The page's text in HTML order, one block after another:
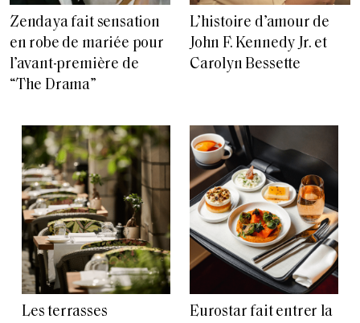
Zendaya fait sensation
en robe de mariée pour
l’avant-première de
“The Drama”
L’histoire d’amour de
John F. Kennedy Jr. et
Carolyn Bessette
Les terrasses
Eurostar fait entrer la